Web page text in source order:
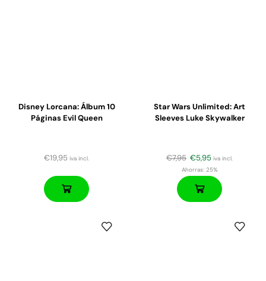
Disney Lorcana: Álbum 10
Páginas Evil Queen
€19,95 iva incl.
Star Wars Unlimited: Art
Sleeves Luke Skywalker
€7,95 €5,95 iva incl.
Ahorras:25%